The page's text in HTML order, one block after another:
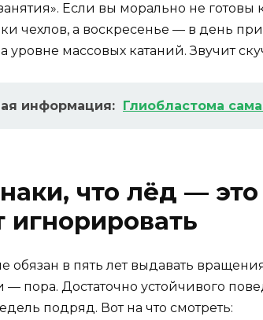
Если вы морально не готовы
чехлов, а воскресенье — в день
уровне массовых катаний. Звучит
информация: Глиобластома
что лёд — это
игнорировать
обязан в пять лет выдавать
— пора. Достаточно устойчивого
подряд. Вот на что смотреть: